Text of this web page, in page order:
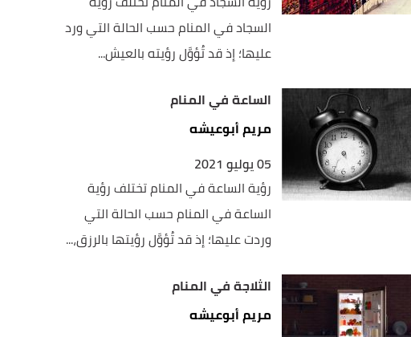
السجاد في المنام حسب الحالة التي ورد
عليها؛ إذ قد تُؤوَّل رؤيته بالعيش...
الساعة في المنام
مريم أبوعيشه
05 يوليو 2021
رؤية الساعة في المنام تختلف رؤية
الساعة في المنام حسب الحالة التي
وردت عليها؛ إذ قد تُؤوَّل رؤيتها بالرزق،...
الثلاجة في المنام
مريم أبوعيشه